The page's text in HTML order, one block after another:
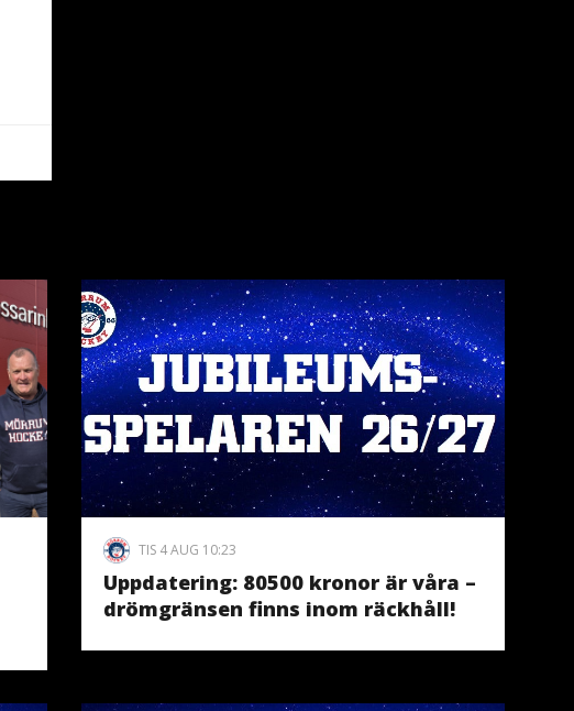
TIS 4 AUG 10:23
Uppdatering: 80500 kronor är våra –
drömgränsen finns inom räckhåll!